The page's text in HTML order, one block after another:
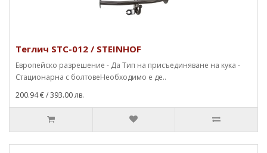
Теглич STC-012 / STEINHOF
Европейско разрешение - Да Тип на присъединяване на кука -
Стационарна с болтовеНеобходимо е де..
200.94 €/ 393.00 лв.